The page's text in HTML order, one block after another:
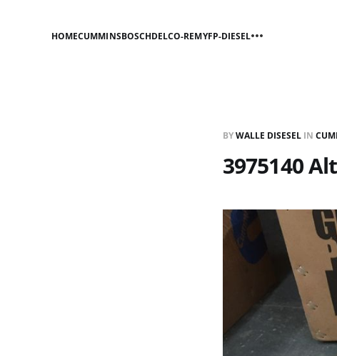
HOMECUMMINSBOSCHDELCO-REMYFP-DIESEL
BYWALLE DISESEL IN
3975140